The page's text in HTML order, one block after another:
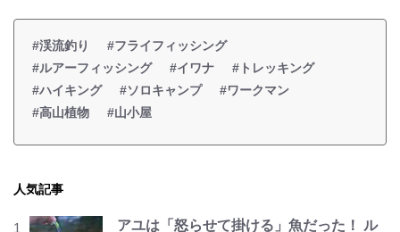
#渓流釣り
#フライフィッシング
#ルアーフィッシング
#イワナ
#トレッキング
#ハイキング
#ソロキャンプ
#ワークマン
#高山植物
#山小屋
人気記事
アユは「怒らせて掛ける」魚だった！ ル